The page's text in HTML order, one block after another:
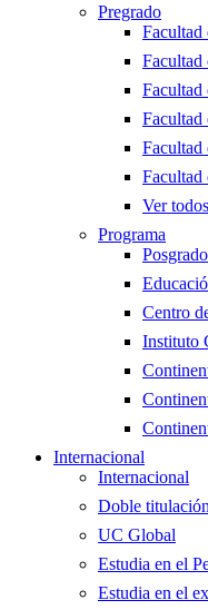
Pregrado
Facultad
Facultad
Facultad
Facultad
Facultad
Facultad
Ver todos
Programa
Posgrado
Centro
Instituto
Internacional
Internacional
Doble
UC Global
Estudia en el
Estudia en el